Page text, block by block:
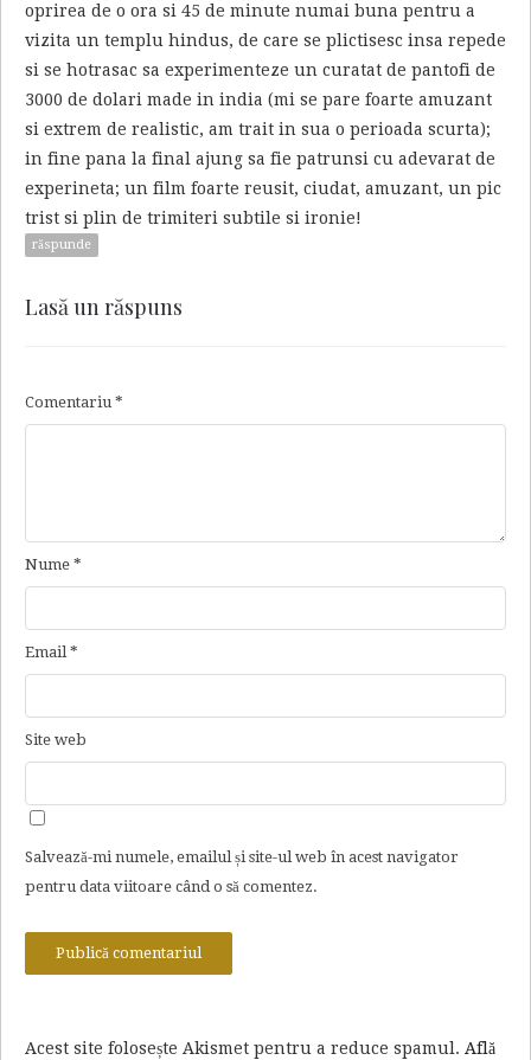
oprirea de o ora si 45 de minute numai buna pentru a
vizita un templu hindus, de care se plictisesc insa repede
si se hotrasac sa experimenteze un curatat de pantofi de
3000 de dolari made in india (mi se pare foarte amuzant
si extrem de realistic, am trait in sua o perioada scurta);
in fine pana la final ajung sa fie patrunsi cu adevarat de
experineta; un film foarte reusit, ciudat, amuzant, un pic
trist si plin de trimiteri subtile si ironie!
răspunde
Lasă un răspuns
Comentariu *
Nume *
Email*
Site web
Salvează-mi numele, emailul și site-ul web în acest navigator
pentru data viitoare când o să comentez.
Acest site folosește Akismet pentru a reduce spamul. Află